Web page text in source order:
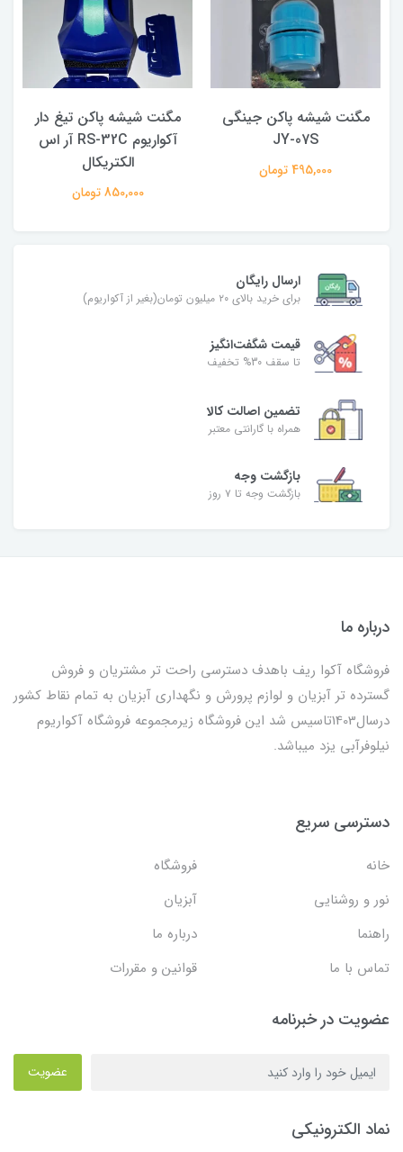
مگنت شیشه پاکن جینگی
JY-07S
495,000 تومان
مگنت شیشه پاکن تیغ دار
آکواریوم RS-32C آر اس
الکتریکال
850,000 تومان
ارسال رایگان
برای خرید بالای ۲۰ میلیون تومان(بغیر از آکواریوم)
قیمت شگفت‌انگیز
تا سقف 30% تخفیف
تضمین اصالت کالا
همراه با گارانتی معتبر
بازگشت وجه
بازگشت وجه تا ۷ روز
درباره ما
فروشگاه آکوا ریف باهدف دسترسی راحت تر مشتریان و فروش
گسترده تر آبزیان و لوازم پرورش و نگهداری آبزیان به تمام نقاط کشور
درسال1403تاسیس شد این فروشگاه زیرمجموعه فروشگاه آکواریوم
نیلوفرآبی یزد میباشد.
دسترسی سریع
خانه
فروشگاه
نور و روشنایی
آبزیان
راهنما
درباره ما
تماس با ما
قوانین و مقررات
عضویت در خبرنامه
عضویت
نماد الکترونیکی